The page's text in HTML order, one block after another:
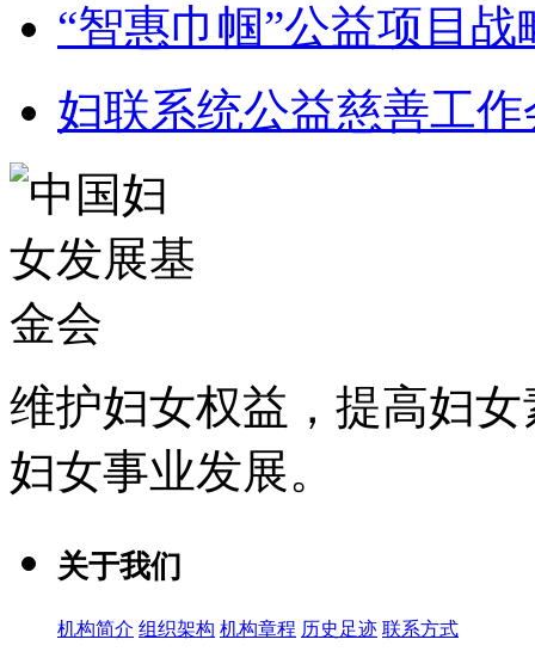
“智惠巾帼”公益项目
妇联系统公益慈善工
维护妇女权益，提高妇
妇女事业发展。
关于我们
机构简介 组织架构 机构章程 历史足迹 联系方式